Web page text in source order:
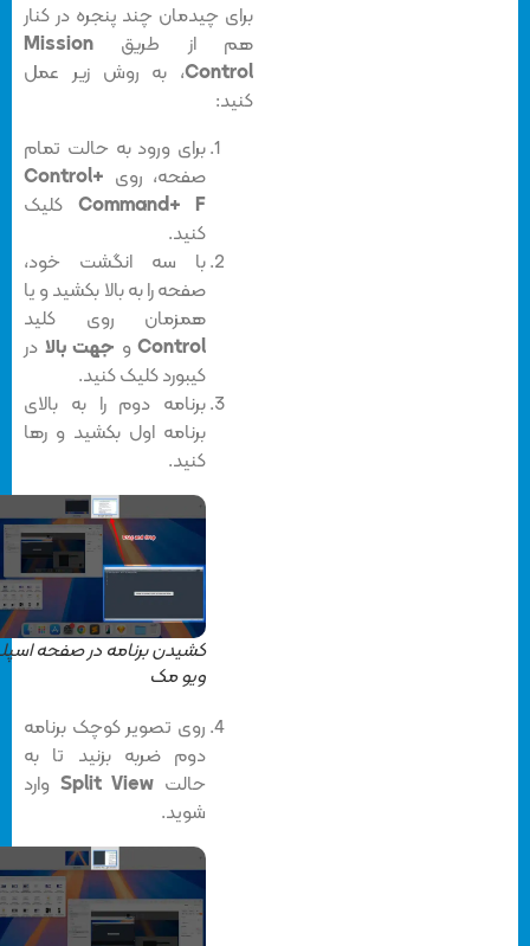
برای چیدمان چند پنجره در کنار
هم از طریقMission
Control، به روش زیر عمل
کنید:
برای ورود به حالت تمام
صفحه، رویControl+
Command+ Fکلیک
کنید.
با سه انگشت خود،
صفحه را به بالا بکشید و یا
همزمان روی کلید
Controlوجهت بالادر
کیبورد کلیک کنید.
برنامه دوم را به بالای
برنامه اول بکشید و رها
کنید.
کشیدن برنامه در صفحه اسپلیت
ویو مک
روی تصویر کوچک برنامه
دوم ضربه بزنید تا به
حالتSplit Viewوارد
شوید.